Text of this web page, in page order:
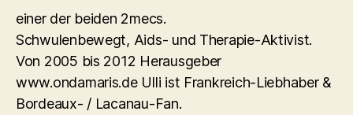
einer der beiden 2mecs.
Schwulenbewegt, Aids- und Therapie-Aktivist.
Von 2005 bis 2012 Herausgeber
www.ondamaris.de Ulli ist Frankreich-Liebhaber &
Bordeaux- / Lacanau-Fan.